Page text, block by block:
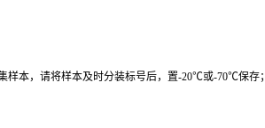
样本，请将样本及时分装标号后，置-20℃或-70℃保存